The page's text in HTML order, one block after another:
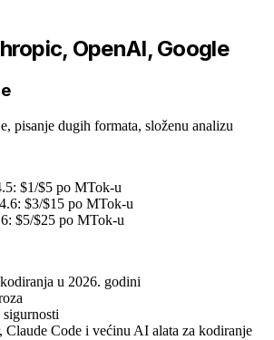
OpenAI, Google
pisanje dugih formata, složenu analizu
$1/$5 po MTok-u
$3/$15 po MTok-u
$5/$25 po MTok-u
u 2026. godini
sigurnosti
Claude Code i većinu AI alata za kodiranje